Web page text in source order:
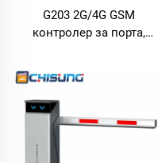
G203 2G/4G GSM
контролер за порта,
дистанционно реле,
устройство за контрол на
достъпа, превключвател